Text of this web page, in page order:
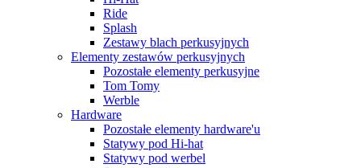
Ride
Splash
Zestawy blach perkusyjnych
Elementy zestawów perkusyjnych
Pozostałe elementy perkusyjne
Tom Tomy
Werble
Hardware
Pozostałe elementy hardware'u
Statywy pod Hi-hat
Statywy pod werbel